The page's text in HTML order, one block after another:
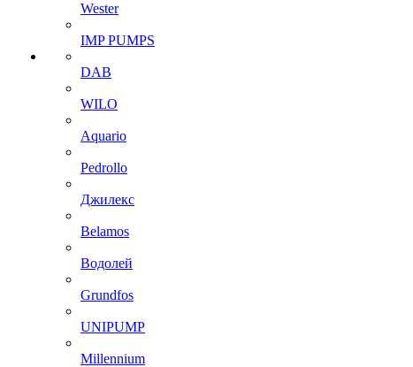
Wester
IMP PUMPS
DAB
WILO
Aquario
Pedrollo
Джилекс
Belamos
Водолей
Grundfos
UNIPUMP
Millennium